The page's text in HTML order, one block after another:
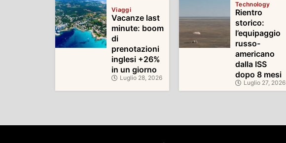
Viaggi
Vacanze last
minute: boom
di
prenotazioni
inglesi +26%
in un giorno
Luglio 28, 2026
Technology
Rientro
storico:
l’equipaggio
russo-
americano
dalla ISS
dopo 8 mesi
Luglio 27, 2026